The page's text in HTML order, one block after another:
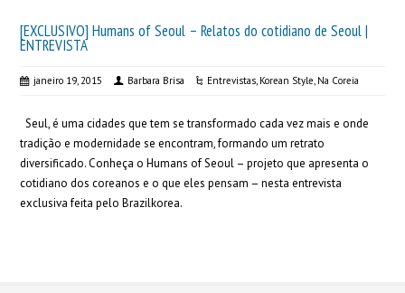
[EXCLUSIVO] Humans of Seoul – Relatos do cotidiano de Seoul |
ENTREVISTA
janeiro 19, 2015 Barbara Brisa Entrevistas, Korean Style, Na Coreia
Seul, é uma cidades que tem se transformado cada vez mais e onde
tradição e modernidade se encontram, formando um retrato
diversificado. Conheça o Humans of Seoul – projeto que apresenta o
cotidiano dos coreanos e o que eles pensam – nesta entrevista
exclusiva feita pelo Brazilkorea.